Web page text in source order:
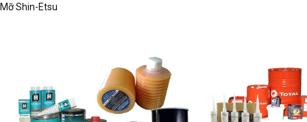
Mỡ Shin-Etsu